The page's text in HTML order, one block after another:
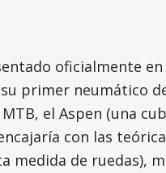
oficialmente en
primer neumático
el Aspen (una
con las
medida de ruedas),